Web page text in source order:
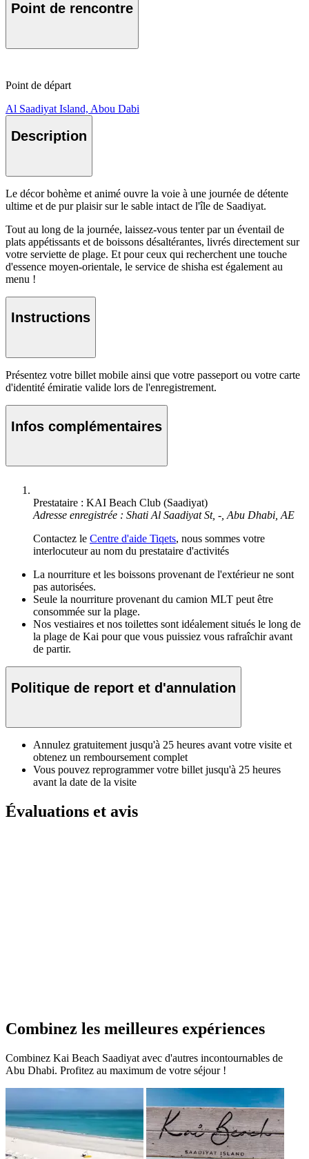
Point de rencontre
Point de départ
Al Saadiyat Island, Abou Dabi
Description
Le décor bohème et animé ouvre la voie à une journée de détente
ultime et de pur plaisir sur le sable intact de l'île de Saadiyat.
Tout au long de la journée, laissez-vous tenter par un éventail de
plats appétissants et de boissons désaltérantes, livrés directement sur
votre serviette de plage. Et pour ceux qui recherchent une touche
d'essence moyen-orientale, le service de shisha est également au
menu !
Instructions
Présentez votre billet mobile ainsi que votre passeport ou votre carte
d'identité émiratie valide lors de l'enregistrement.
Infos complémentaires
Prestataire : KAI Beach Club (Saadiyat)
Adresse enregistrée : Shati Al Saadiyat St, -, Abu Dhabi, AE
Contactez le Centre d'aide Tiqets, nous sommes votre
interlocuteur au nom du prestataire d'activités
La nourriture et les boissons provenant de l'extérieur ne sont
pas autorisées.
Seule la nourriture provenant du camion MLT peut être
consommée sur la plage.
Nos vestiaires et nos toilettes sont idéalement situés le long de
la plage de Kai pour que vous puissiez vous rafraîchir avant
de partir.
Politique de report et d'annulation
Annulez gratuitement jusqu'à 25 heures avant votre visite et
obtenez un remboursement complet
Vous pouvez reprogrammer votre billet jusqu'à 25 heures
avant la date de la visite
Évaluations et avis
Combinez les meilleures expériences
Combinez Kai Beach Saadiyat avec d'autres incontournables de
Abu Dhabi. Profitez au maximum de votre séjour !